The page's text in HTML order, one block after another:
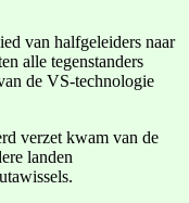
van halfgeleiders naar
alle tegenstanders
de VS-technologie
verzet kwam van de
landen